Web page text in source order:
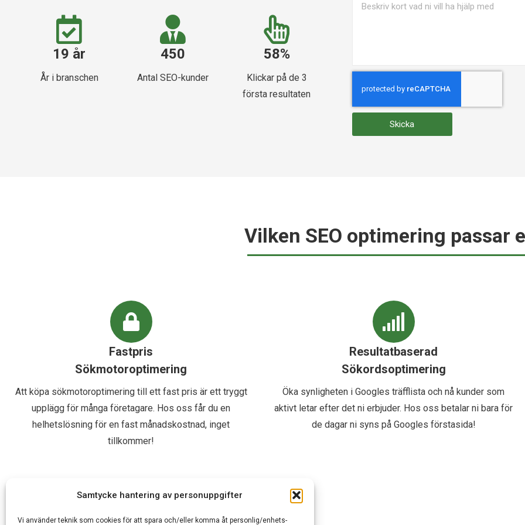
Samtycke hantering av personuppgifter
Vi använder teknik som cookies för att spara och/eller komma åt personlig/enhets-
19 år
År i branschen
450
Antal SEO-kunder
58%
Klickar på de 3
första resultaten​
Skicka
Vilken SEO optimering passar
Fastpris
Sökmotoroptimering
Att köpa sökmotoroptimering till ett fast pris är ett tryggt
upplägg för många företagare. Hos oss får du en
helhetslösning för en fast månadskostnad, inget
tillkommer!
Resultatbaserad
Sökordsoptimering
Öka synligheten i Googles träfflista och nå kunder som
aktivt letar efter det ni erbjuder. Hos oss betalar ni bara för
de dagar ni syns på Googles förstasida!